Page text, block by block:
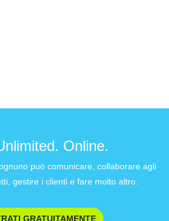
Online.
può comunicare, collaborare agli
gestire i clienti e fare molto altro.
GRATUITAMENTE